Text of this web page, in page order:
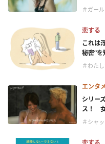
＃ガー
恋する
これは
秘密”
＃わた
エンタ
シリー
ス！
＃シャ